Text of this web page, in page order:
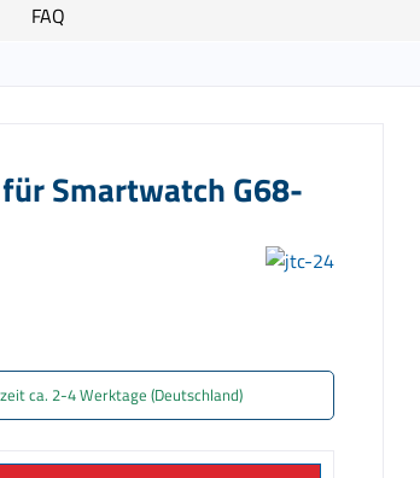
FAQ
Smartwatch G68-
ca. 2-4 Werktage (Deutschland)